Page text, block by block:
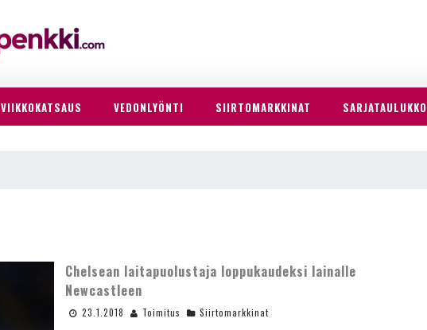
VIIKKOKATSAUS VEDONLYÖNTI SIIRTOMARKKINAT SARJATAULUKKO
Chelsean laitapuolustaja loppukaudeksi lainalle
Newcastleen
23.1.2018 Toimitus Siirtomarkkinat